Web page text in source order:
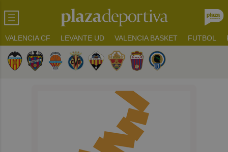
VALENCIA CF LEVANTE UD VALENCIA BASKET FUTBOL